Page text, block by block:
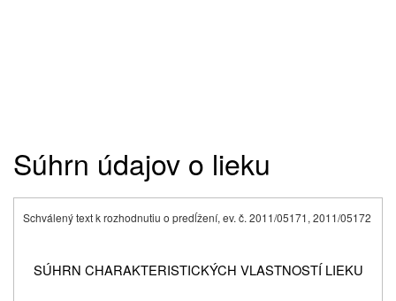
Súhrn údajov o lieku
Schválený text k rozhodnutiu o predĺžení, ev. č. 2011/05171, 2011/05172
SÚHRN CHARAKTERISTICKÝCH VLASTNOSTÍ LIEKU